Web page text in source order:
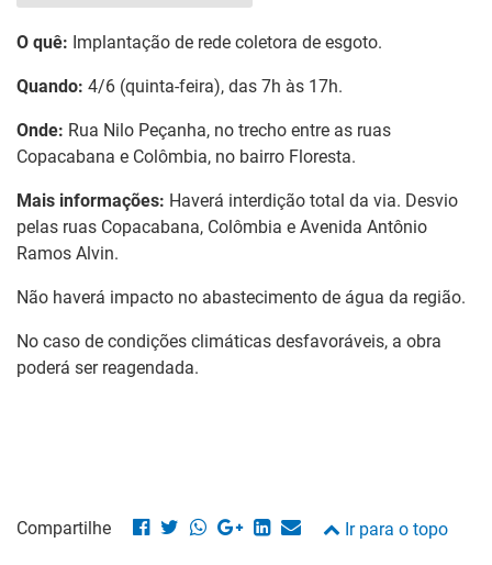
O quê: Implantação de rede coletora de esgoto.
Quando: 4/6 (quinta-feira), das 7h às 17h.
Onde: Rua Nilo Peçanha, no trecho entre as ruas
Copacabana e Colômbia, no bairro Floresta.
Mais informações: Haverá interdição total da via. Desvio
pelas ruas Copacabana, Colômbia e Avenida Antônio
Ramos Alvin.
Não haverá impacto no abastecimento de água da região.
No caso de condições climáticas desfavoráveis, a obra
poderá ser reagendada.
Compartilhe Ir para o topo